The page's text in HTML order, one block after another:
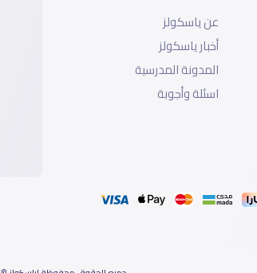
عن ياسكولز
أخبار ياسكولز
المدونة المدرسية
اسئلة وأجوبة